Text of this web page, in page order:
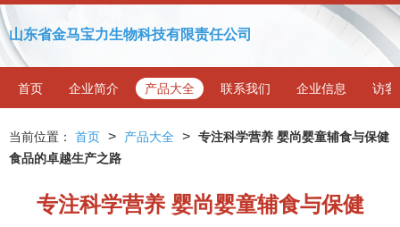
山东省金马宝力生物科技有限责任公司
首页 企业简介 产品大全 联系我们 企业信息 访客
当前位置： 首页 > 产品大全 > 专注科学营养 婴尚婴童辅食与保健
食品的卓越生产之路
专注科学营养 婴尚婴童辅食与保健